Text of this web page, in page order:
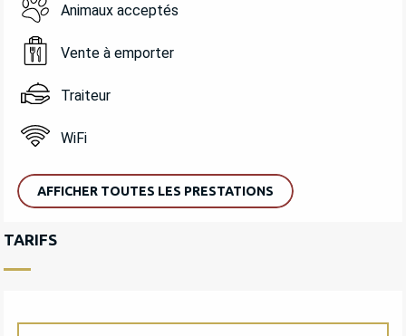
Animaux acceptés
Vente à emporter
Traiteur
WiFi
AFFICHER TOUTES LES PRESTATIONS
TARIFS